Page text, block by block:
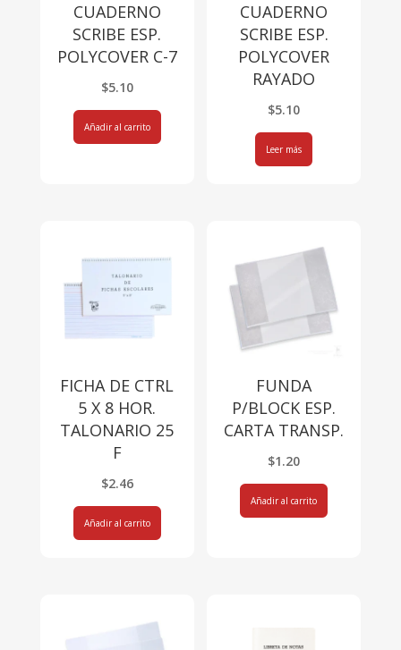
CUADERNO
SCRIBE ESP.
POLYCOVER C-7
$5.10
Añadir al carrito
CUADERNO
SCRIBE ESP.
POLYCOVER
RAYADO
$5.10
Leer más
FICHA DE CTRL
5 X 8 HOR.
TALONARIO 25
F
$2.46
Añadir al carrito
FUNDA
P/BLOCK ESP.
CARTA TRANSP.
$1.20
Añadir al carrito